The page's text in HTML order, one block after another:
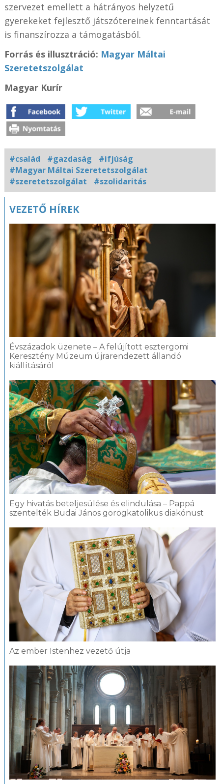
szervezet emellett a hátrányos helyzetű
gyerekeket fejlesztő játszótereinek fenntartását
is finanszírozza a támogatásból.
Forrás és illusztráció: Magyar Máltai
Szeretetszolgálat
Magyar Kurír
#család #gazdaság
#ifjúság
#Magyar Máltai Szeretetszolgálat
#szeretetszolgálat
#szolidaritás
Kapcsolódó
VEZETŐ HÍREK
Évszázadok üzenete – A felújított esztergomi
Keresztény Múzeum újrarendezett állandó
kiállításáról
Egy hivatás beteljesülése és elindulása – Pappá
szentelték Budai János görögkatolikus diakónust
Az ember Istenhez vezető útja